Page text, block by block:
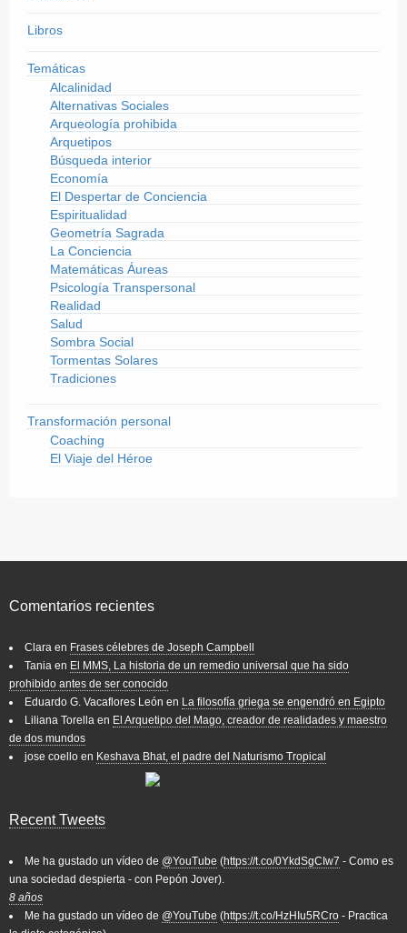
Libros
Temáticas
Alcalinidad
Alternativas Sociales
Arqueología prohibida
Arquetipos
Búsqueda interior
Economía
El Despertar de Conciencia
Espiritualidad
Geometría Sagrada
La Conciencia
Matemáticas Áureas
Psicología Transpersonal
Realidad
Salud
Sombra Social
Tormentas Solares
Tradiciones
Transformación personal
Coaching
El Viaje del Héroe
Comentarios recientes
Clara en Frases célebres de Joseph Campbell
Tania en El MMS, La historia de un remedio universal que ha sido
prohibido antes de ser conocido
Eduardo G. Vacaflores León en La filosofía griega se engendró en Egipto
Liliana Torella en El Arquetipo del Mago, creador de realidades y maestro
de dos mundos
jose coello en Keshava Bhat, el padre del Naturismo Tropical
Recent Tweets
Me ha gustado un vídeo de @YouTube (https://t.co/0YkdSgCIw7 - Como es
una sociedad despierta - con Pepón Jover).
8 años
Me ha gustado un vídeo de @YouTube (https://t.co/HzHIu5RCro - Practica